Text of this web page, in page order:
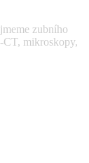
zubního
CT, mikroskopy,